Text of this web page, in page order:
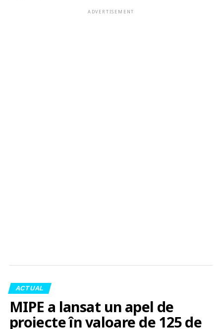
ADVERTISEMENT
ACTUAL
MIPE a lansat un apel de
proiecte în valoare de 125 de